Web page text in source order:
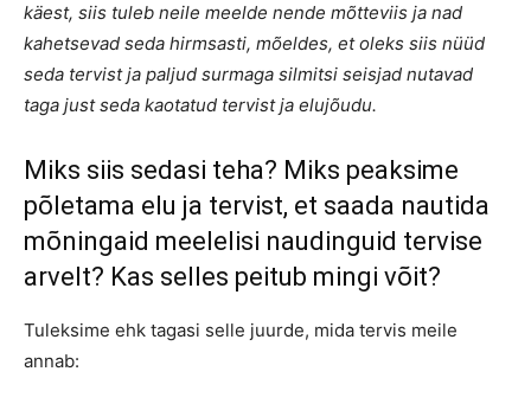
käest, siis tuleb neile meelde nende mõtteviis ja nad
kahetsevad seda hirmsasti, mõeldes, et oleks siis nüüd
seda tervist ja paljud surmaga silmitsi seisjad nutavad
taga just seda kaotatud tervist ja elujõudu.
Miks siis sedasi teha? Miks peaksime
põletama elu ja tervist, et saada nautida
mõningaid meelelisi naudinguid tervise
arvelt? Kas selles peitub mingi võit?
Tuleksime ehk tagasi selle juurde, mida tervis meile
annab: